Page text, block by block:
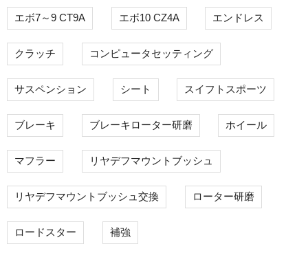
エボ7～9 CT9A エボ10 CZ4A エンドレス
クラッチ コンピュータセッティング
サスペンション シート スイフトスポーツ
ブレーキ ブレーキローター研磨 ホイール
マフラー リヤデフマウントブッシュ
リヤデフマウントブッシュ交換 ローター研磨
ロードスター 補強